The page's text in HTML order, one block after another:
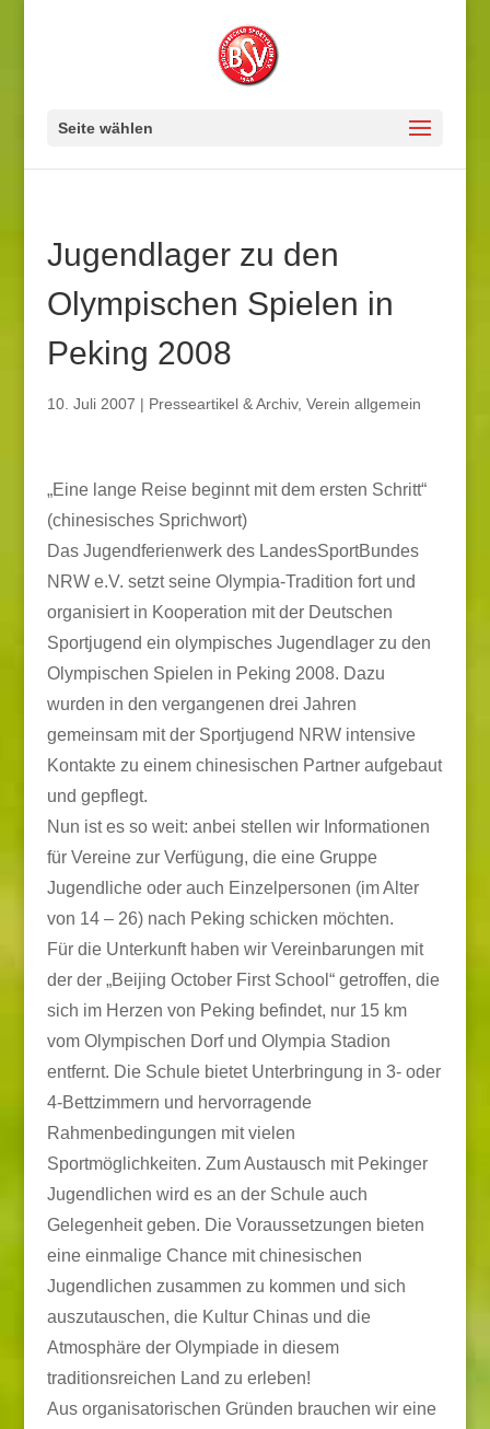
Seite wählen
Jugendlager zu den
Olympischen Spielen in
Peking 2008
10. Juli 2007 | Presseartikel & Archiv, Verein allgemein
„Eine lange Reise beginnt mit dem ersten Schritt“
(chinesisches Sprichwort)
Das Jugendferienwerk des LandesSportBundes
NRW e.V. setzt seine Olympia-Tradition fort und
organisiert in Kooperation mit der Deutschen
Sportjugend ein olympisches Jugendlager zu den
Olympischen Spielen in Peking 2008. Dazu
wurden in den vergangenen drei Jahren
gemeinsam mit der Sportjugend NRW intensive
Kontakte zu einem chinesischen Partner aufgebaut
und gepflegt.
Nun ist es so weit: anbei stellen wir Informationen
für Vereine zur Verfügung, die eine Gruppe
Jugendliche oder auch Einzelpersonen (im Alter
von 14 – 26) nach Peking schicken möchten.
Für die Unterkunft haben wir Vereinbarungen mit
der der „Beijing October First School“ getroffen, die
sich im Herzen von Peking befindet, nur 15 km
vom Olympischen Dorf und Olympia Stadion
entfernt. Die Schule bietet Unterbringung in 3- oder
4-Bettzimmern und hervorragende
Rahmenbedingungen mit vielen
Sportmöglichkeiten. Zum Austausch mit Pekinger
Jugendlichen wird es an der Schule auch
Gelegenheit geben. Die Voraussetzungen bieten
eine einmalige Chance mit chinesischen
Jugendlichen zusammen zu kommen und sich
auszutauschen, die Kultur Chinas und die
Atmosphäre der Olympiade in diesem
traditionsreichen Land zu erleben!
Aus organisatorischen Gründen brauchen wir eine